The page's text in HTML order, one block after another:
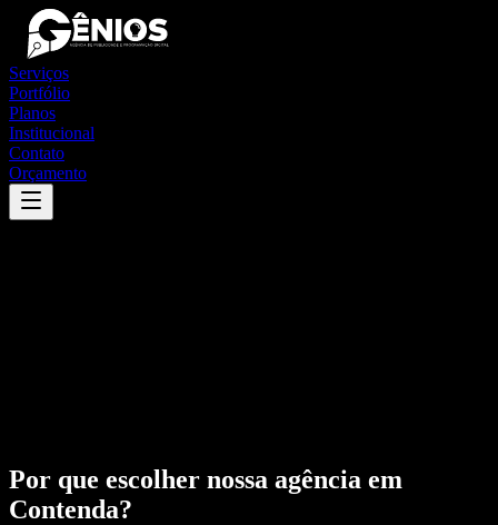
Serviços
Portfólio
Planos
Institucional
Contato
Orçamento
Por que escolher nossa agência em
Contenda?